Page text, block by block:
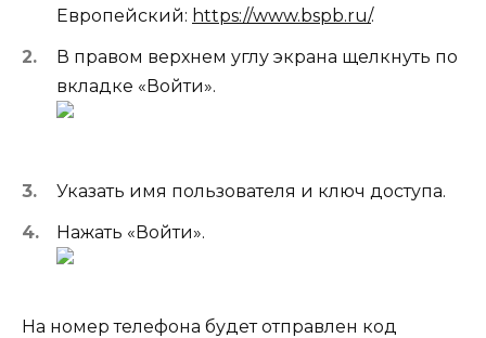
Европейский: https://www.bspb.ru/.
В правом верхнем углу экрана щелкнуть по
вкладке «Войти».
Указать имя пользователя и ключ доступа.
Нажать «Войти».
На номер телефона будет отправлен код